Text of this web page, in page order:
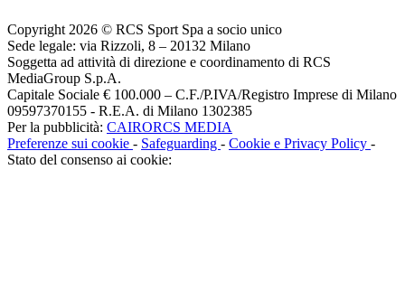
Copyright 2026 © RCS Sport Spa a socio unico
Sede legale: via Rizzoli, 8 – 20132 Milano
Soggetta ad attività di direzione e coordinamento di RCS
MediaGroup S.p.A.
Capitale Sociale € 100.000 – C.F./P.IVA/Registro Imprese di Milano
09597370155 - R.E.A. di Milano 1302385
Per la pubblicità: CAIRORCS MEDIA
Preferenze sui cookie - Safeguarding - Cookie e Privacy Policy -
Stato del consenso ai cookie: